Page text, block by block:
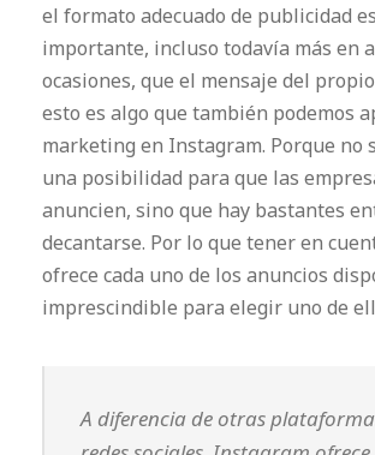
el formato adecuado de publicidad
importante, incluso todavía más en
ocasiones, que el mensaje del
esto es algo que también podemos
marketing en Instagram. Porque no
una posibilidad para que las
anuncien, sino que hay bastantes
decantarse. Por lo que tener en
ofrece cada uno de los anuncios
imprescindible para elegir uno de
A diferencia de otras